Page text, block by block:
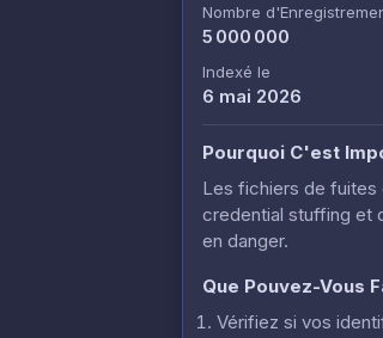
Nombre
5 000 000
Indexé le
6 mai 2026
Pourquoi C'est
Les fichiers de fuites
credential stuffing et
en danger.
Que Pouvez-Vous
Vérifiez si vos